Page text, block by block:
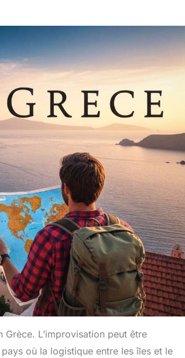
L’improvisation peut être
où la logistique entre les îles et le